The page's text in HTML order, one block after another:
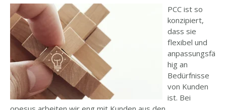
PCC ist so
konzipiert,
dass sie
flexibel und
anpassungsfä
hig an
Bedürfnisse
von Kunden
ist. Bei